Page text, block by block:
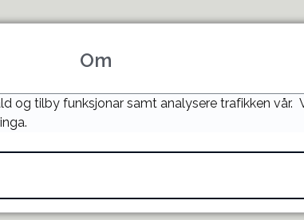
Om
og tilby funksjonar samt analysere trafikken vår.